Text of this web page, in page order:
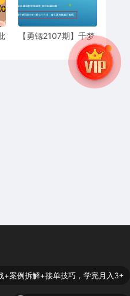
操作
【勇锶2107期】千梦
网创108计第七十六
计：音乐源转换技
术，利用小众需求月
+案例拆解+接单技巧，学完月入3+